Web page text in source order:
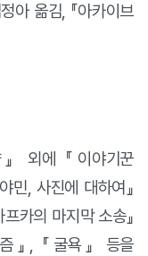
옮김, 『아카이브
외에 『이야기꾼
민, 사진에 대하여』
프카의 마지막 소송』
』, 『굴욕』 등을